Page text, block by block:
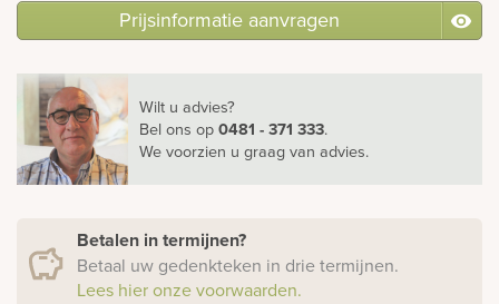
Prijsinformatie aanvragen
Wilt u advies?
Bel ons op0481 - 371 333.
We voorzien u graag van advies.
Betalen in termijnen?
Betaal uw gedenkteken in drie termijnen.
Lees hier onze voorwaarden.